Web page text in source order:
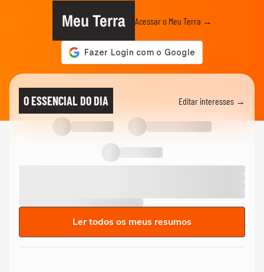
Meu Terra Acessar o Meu Terra →
O ESSENCIAL DO DIA Editar interesses →
Ler todos os meus resumos